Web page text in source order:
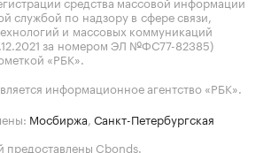
службой по надзору в сфере связи,
и массовых коммуникаций
за номером ЭЛ №ФС77-82385)
«РБК».
информационное агентство «РБК».
Мосбиржа Санкт-Петербургская
Cbonds.